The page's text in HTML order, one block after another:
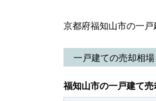
京都府福知山市の一
一戸建ての売却相場
福知山市の一戸建て